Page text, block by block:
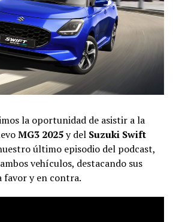
la oportunidad de asistir a la
MG3 2025y del Suzuki Swift
último episodio del podcast,
vehículos, destacando sus
favor y en contra.